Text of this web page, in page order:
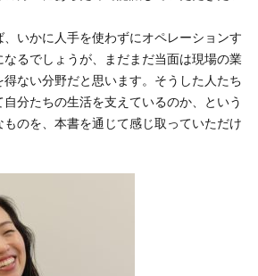
、いかに人手を使わずにオペレーションす
るでしょうが、まだまだ当面は現場の業
ない分野だと思います。そうした人たち
分たちの生活を支えているのか、という
のを、本書を通じて感じ取っていただけ